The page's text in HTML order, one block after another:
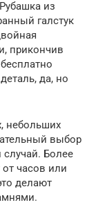
из
галстук
прикончив
да, но
небольших
выбор
Более
часов или
делают